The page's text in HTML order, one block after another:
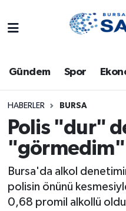
Gündem Spor
HABERLER BURSA
Polis "dur"
Bursa'da alkol
polisin önünü
0,68 promil alkollü
Bursa
Dünya
Eğitim
Ekonomi
Trafik Durumu
Süper Lig Puan
Tüm Manşetler
Son Dakika Haberleri
Haber Arşivi